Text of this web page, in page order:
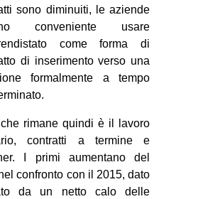
sono diminuiti, le aziende
conveniente usare
come forma di
di inserimento verso una
formalmente a tempo
rimane quindi è il lavoro
contratti a termine e
I primi aumentano del
confronto con il 2015, dato
da un netto calo delle